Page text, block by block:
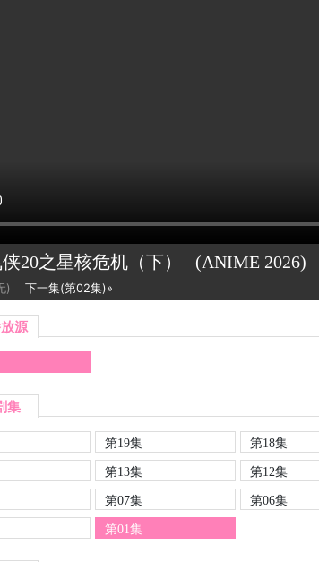
20之星核危机（下） (ANIME 2026)
) 下一集(第02集)»
源
集
第19集 第18集
第13集 第12集
第07集 第06集
第01集